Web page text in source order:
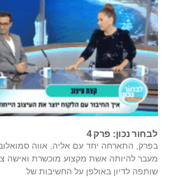
לבחור נכון: פרק 4
בפרק, התארחה יחד עם אליה, אווה
מעבר להיותה אשת מקצוע מוכשרת ואישה
שותפה לדיון באולפן על החשיבות של